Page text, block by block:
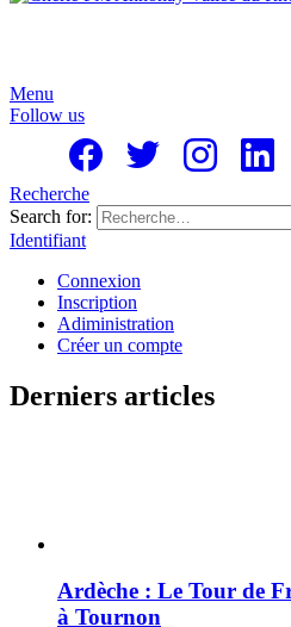
Menu
Follow us
Recherche
Search for:
Identifiant
Connexion
Inscription
Adiministration
Créer un compte
Derniers articles
Ardèche : Le Tour de
à Tournon